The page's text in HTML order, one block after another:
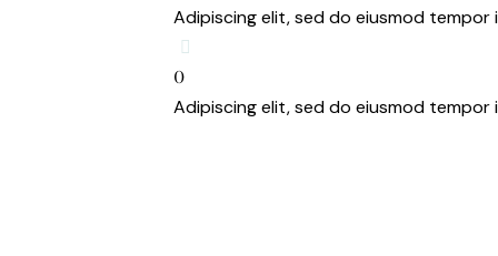
Adipiscing elit, sed do eiusmod tempor
0
Adipiscing elit, sed do eiusmod tempor